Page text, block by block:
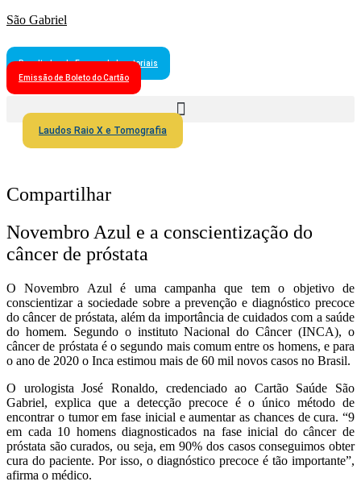
São Gabriel
Resultados de Exames Laboratoriais
Emissão de Boleto do Cartão
Laudos Raio X e Tomografia
Compartilhar
Novembro Azul e a conscientização do
câncer de próstata
O Novembro Azul é uma campanha que tem o objetivo de
conscientizar a sociedade sobre a prevenção e diagnóstico precoce
do câncer de próstata, além da importância de cuidados com a saúde
do homem. Segundo o instituto Nacional do Câncer (INCA), o
câncer de próstata é o segundo mais comum entre os homens, e para
o ano de 2020 o Inca estimou mais de 60 mil novos casos no Brasil.
O urologista José Ronaldo, credenciado ao Cartão Saúde São
Gabriel, explica que a detecção precoce é o único método de
encontrar o tumor em fase inicial e aumentar as chances de cura. “9
em cada 10 homens diagnosticados na fase inicial do câncer de
próstata são curados, ou seja, em 90% dos casos conseguimos obter
cura do paciente. Por isso, o diagnóstico precoce é tão importante”,
afirma o médico.